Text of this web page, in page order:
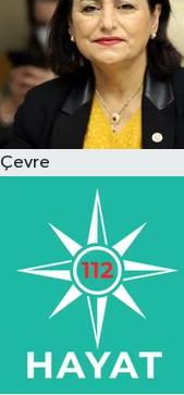
Çevre
Özel
Resmi İlanlar
Sağlık
Siyaset
Spor
Yaşam
Yerel